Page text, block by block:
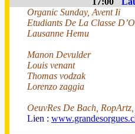
Organic Sunday, Avent Ii
Etudiants De La Classe
Lausanne Hemu
Manon Devulder
Louis venant
Thomas vodzak
Lorenzo zaggia
OeuvRes De Bach,
Lien :